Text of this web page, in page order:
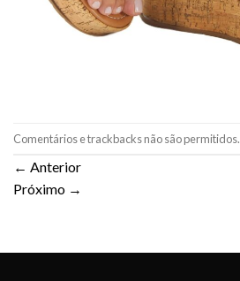
Comentários e trackbacks não são permitidos.
← Anterior
Próximo →